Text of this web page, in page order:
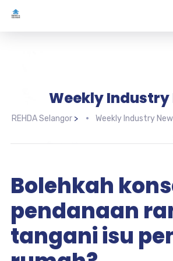
Weekly Industry
REHDA Selangor> Weekly Industry
Bolehkah
pendanaan
tangani isu